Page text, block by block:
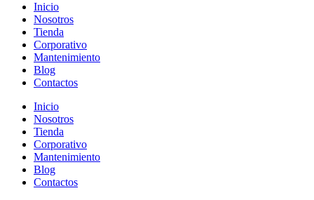
Inicio
Nosotros
Tienda
Corporativo
Mantenimiento
Blog
Contactos
Inicio
Nosotros
Tienda
Corporativo
Mantenimiento
Blog
Contactos